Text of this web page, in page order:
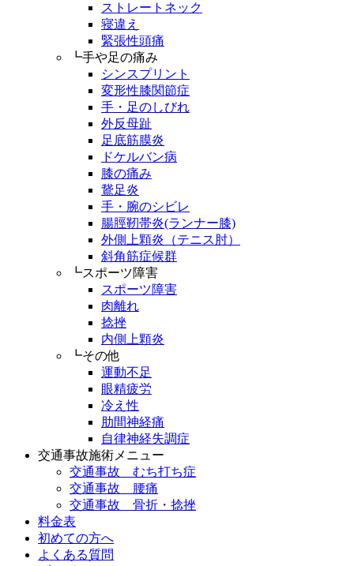
ストレートネック
寝違え
緊張性頭痛
┗手や足の痛み
シンスプリント
変形性膝関節症
手・足のしびれ
外反母趾
足底筋膜炎
ドケルバン病
膝の痛み
鵞足炎
手・腕のシビレ
腸脛靭帯炎(ランナー膝)
外側上顆炎（テニス肘）
斜角筋症候群
┗スポーツ障害
スポーツ障害
肉離れ
捻挫
内側上顆炎
┗その他
運動不足
眼精疲労
冷え性
肋間神経痛
自律神経失調症
交通事故施術メニュー
交通事故 むち打ち症
交通事故 腰痛
交通事故 骨折・捻挫
料金表
初めての方へ
よくある質問